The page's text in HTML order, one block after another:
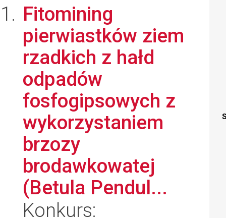
Fitomining
pierwiastków ziem
rzadkich z hałd
odpadów
fosfogipsowych z
wykorzystaniem
brzozy
brodawkowatej
(Betula Pendul...
Konkurs: